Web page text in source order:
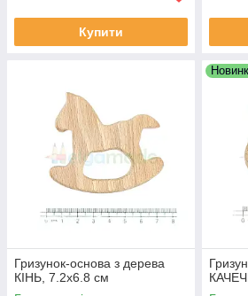
Купити
Гризунок-основа з дерева
КІНЬ, 7.2х6.8 см